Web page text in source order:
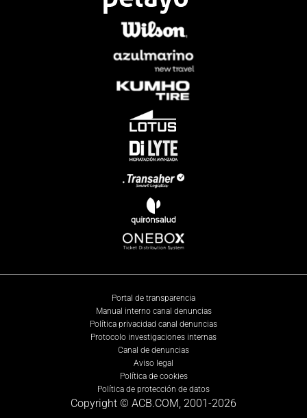
Portal de transparencia
Manual interno canal denuncias
Política privacidad canal denuncias
Protocolo investigaciones internas
Canal de denuncias
Aviso legal
Política de cookies
Política de protección de datos
Copyright © ACB.COM, 2001-2026